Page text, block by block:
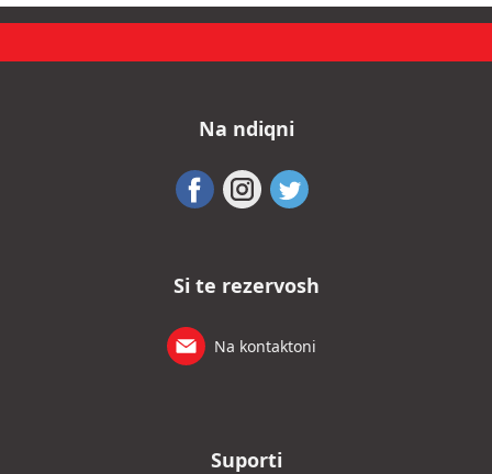
Na ndiqni
Si te rezervosh
Na kontaktoni
Suporti